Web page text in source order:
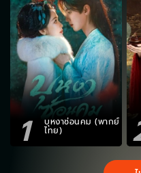
1 บุหงาซ่อนคม (พากย์
ไทย)